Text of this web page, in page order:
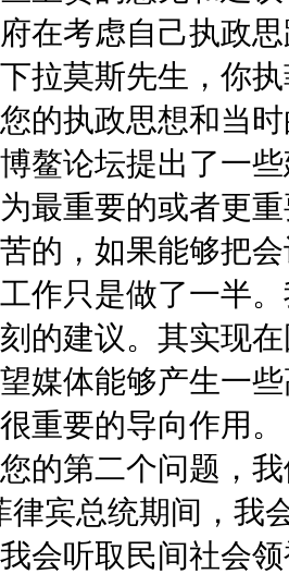
在考虑自己执政
拉莫斯先生，你
的执政思想和当
鳌论坛提出了一
最重要的或者更
的，如果能够把
作只是做了一半
的建议。其实现
媒体能够产生一
重要的导向作用。
的第二个问题，
律宾总统期间，我
会听取民间社会